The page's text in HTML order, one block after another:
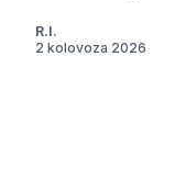
R.I.
2 kolovoza 2026